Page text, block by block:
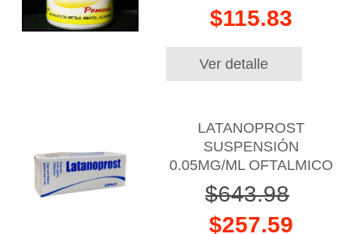
$115.83
Ver detalle
LATANOPROST
SUSPENSIÓN
0.05MG/ML OFTALMICO
$643.98
$257.59